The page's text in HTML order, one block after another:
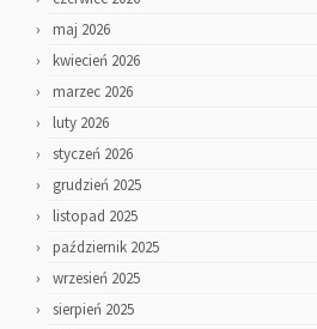
maj 2026
kwiecień 2026
marzec 2026
luty 2026
styczeń 2026
grudzień 2025
listopad 2025
październik 2025
wrzesień 2025
sierpień 2025